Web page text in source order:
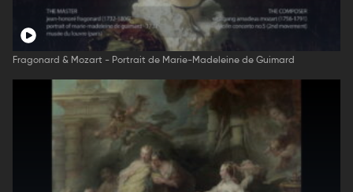
Fragonard & Mozart - Portrait de Marie-Madeleine de Guimard